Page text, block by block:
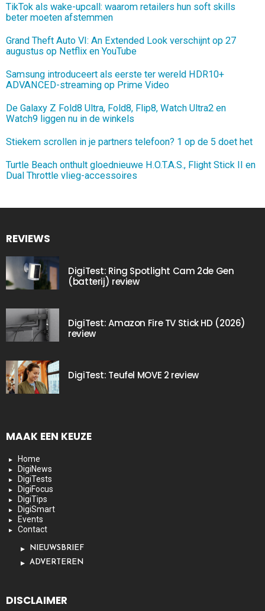
TikTok als wake-upcall: waarom retailers hun soft skills
beter moeten afstemmen
Grand Theft Auto VI: An Extended Look verschijnt op 27
augustus op Netflix en YouTube
Samsung introduceert als eerste ter wereld HDR10+
ADVANCED-streaming op Prime Video
De Galaxy Z Fold8 Ultra, Fold8, Flip8, Watch Ultra2 en
Watch9 liggen nu in de winkels
Stiekem scrollen in je partners telefoon? 1 op de 5 doet het
Turtle Beach onthult gloednieuwe H.O.T.A.S., Flight Stick II en
Dual Throttle vlieg-accessoires
REVIEWS
DigiTest: Ring Spotlight Cam 2de Gen
(batterij) review
DigiTest: Amazon Fire TV Stick HD (2026)
review
DigiTest: Teufel MOVE 2 review
MAAK EEN KEUZE
Home
DigiNews
DigiTests
DigiFocus
DigiTips
DigiSmart
Events
Contact
NIEUWSBRIEF
ADVERTEREN
DISCLAIMER